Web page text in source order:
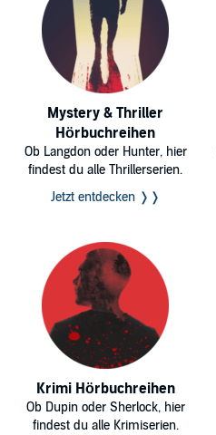
Mystery & Thriller
Hörbuchreihen
Ob Langdon oder Hunter, hier
findest du alle Thrillerserien.
Jetzt entdecken ❭❭
Krimi Hörbuchreihen
Ob Dupin oder Sherlock, hier
findest du alle Krimiserien.